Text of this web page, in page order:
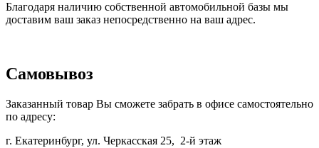
Благодаря наличию собственной автомобильной базы мы
доставим ваш заказ непосредственно на ваш адрес.
Самовывоз
Заказанный товар Вы сможете забрать в офисе самостоятельно
по адресу:
г. Екатеринбург, ул. Черкасская 25, 2-й этаж